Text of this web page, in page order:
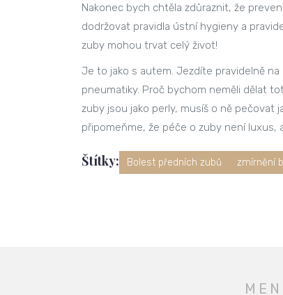
Nakonec bych chtěla zdůraznit, že
dodržovat pravidla ústní hygieny a
zuby mohou trvat celý život!
Je to jako s autem. Jezdíte pravidelně
pneumatiky. Proč bychom neměli dělat
zuby jsou jako perly, musíš o ně pečovat
připomeňme, že péče o zuby není luxus,
Štítky: Bolest předních zubů zmírnění